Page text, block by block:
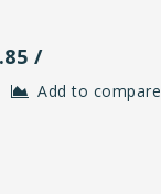
/
Add to compare